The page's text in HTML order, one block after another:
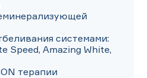
системами:
Speed, Amazing White,
терапии